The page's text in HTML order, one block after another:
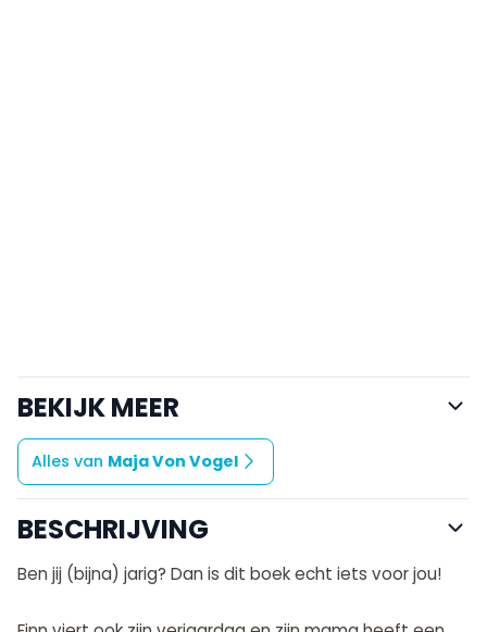
BEKIJK MEER
Alles van Maja Von Vogel
BESCHRIJVING
Ben jij (bijna) jarig? Dan is dit boek echt iets voor jou!